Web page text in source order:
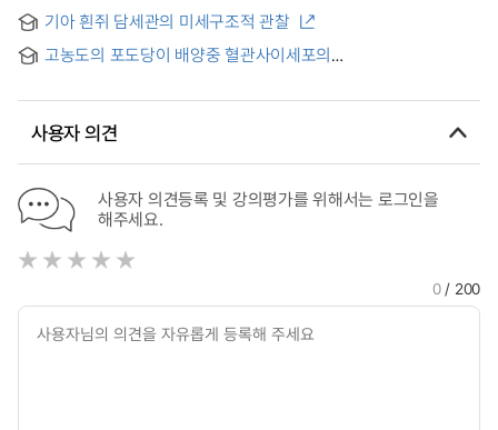
standardizd Korean skeleton
기아 흰쥐 담세관의 미세구조적 관찰
고농도의 포도당이 배양중 혈관사이세포의
cells in culture
사용자 의견
사용자 의견등록 및 강의평가를 위해서는 로그인을
해주세요.
0/ 200